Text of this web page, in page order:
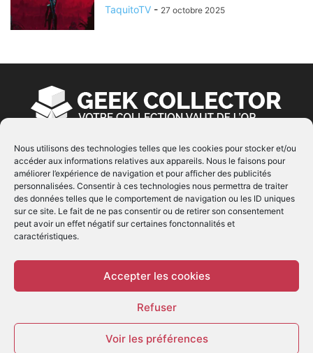
Nous utilisons des technologies telles que les cookies pour stocker et/ou
accéder aux informations relatives aux appareils. Nous le faisons pour
améliorer l’expérience de navigation et pour afficher des publicités
personnalisées. Consentir à ces technologies nous permettra de traiter
des données telles que le comportement de navigation ou les ID uniques
sur ce site. Le fait de ne pas consentir ou de retirer son consentement
peut avoir un effet négatif sur certaines fonctonnalités et
caractéristiques.
Accepter les cookies
Refuser
Voir les préférences
TaquitoTV - 27 octobre 2025
À PROPOS
© Copyright 2022 | Produit parEIMAI| Tous Droits
Réservés